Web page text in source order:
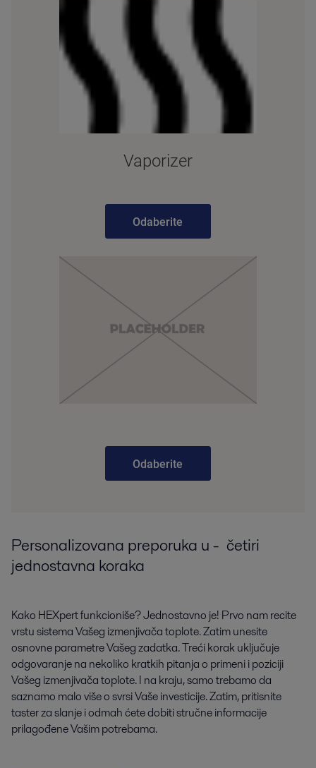
Vaporizer
Odaberite
Odaberite
Personalizovana preporuka u - četiri
jednostavna koraka
Kako HEXpert funkcioniše? Jednostavno je! Prvo nam recite
vrstu sistema Vašeg izmenjivača toplote. Zatim unesite
osnovne parametre Vašeg zadatka. Treći korak uključuje
odgovaranje na nekoliko kratkih pitanja o primeni i poziciji
Vašeg izmenjivača toplote. I na kraju, samo trebamo da
saznamo malo više o svrsi Vaše investicije. Zatim, pritisnite
taster za slanje i odmah ćete dobiti stručne informacije
prilagođene Vašim potrebama.